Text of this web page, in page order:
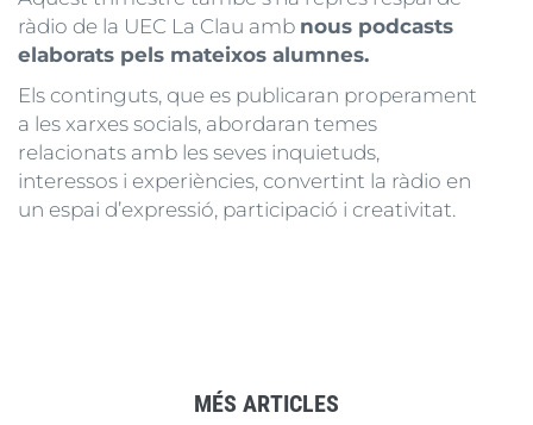
ràdio de la UEC La Clau amb nous podcasts
elaborats pels mateixos alumnes.
Els continguts, que es publicaran properament
a les xarxes socials, abordaran temes
relacionats amb les seves inquietuds,
interessos i experiències, convertint la ràdio en
un espai d’expressió, participació i creativitat.
MÉS ARTICLES